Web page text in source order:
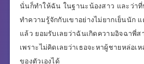
นั่นก็ทำให้ฉัน ในฐานะน้องสาว และว่าที่
ทำความรู้จักกับเขาอย่างไม่ยากเย็นนัก
แล้ว ยอมรับเลยว่าฉันเกิดความอิจฉาพี่ส
เพราะไม่คิดเลยว่าเธอจะหาผู้ชายหล่อเ
ของตัวเองได้